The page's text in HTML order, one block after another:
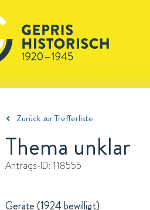
Zurück zur Trefferliste
Thema unklar
Antrags-ID: 118555
Geräte (1924 bewilligt)